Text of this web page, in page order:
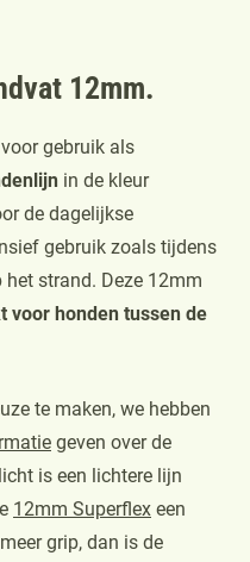
12mm.
gebruik als
in de kleur
de dagelijkse
gebruik zoals tijdens
strand. Deze 12mm
voor honden tussen de
te maken, we hebben
geven over de
is een lichtere lijn
12mm Superflex een
grip, dan is de